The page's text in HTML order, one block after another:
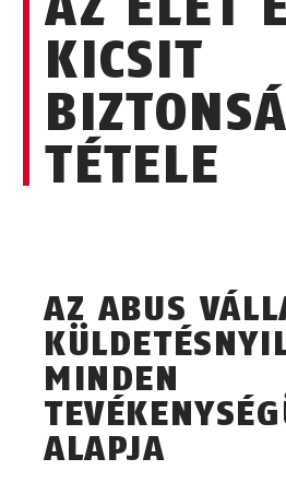
KICSIT
TÉTELE
AZ ABUS
MINDEN
ALAPJA